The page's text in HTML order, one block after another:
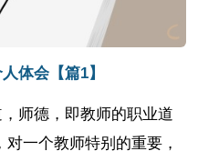
体会【篇1】
师德，即教师的职业道
一个教师特别的重要，